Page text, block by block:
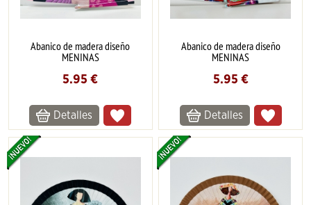
Abanico de madera diseño
MENINAS
5.95 €
Detalles
Abanico de madera diseño
MENINAS
5.95 €
Detalles